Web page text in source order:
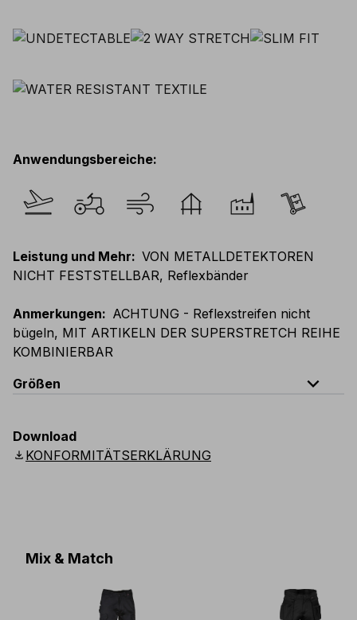
Anwendungsbereiche:
Leistung und Mehr: VON METALLDETEKTOREN
NICHT FESTSTELLBAR, Reflexbänder
Anmerkungen: ACHTUNG - Reflexstreifen nicht
bügeln, MIT ARTIKELN DER SUPERSTRETCH REIHE
KOMBINIERBAR
Größen
expand_less
Scandinavian
Download
download KONFORMITÄTSERKLÄRUNG
Mix & Match